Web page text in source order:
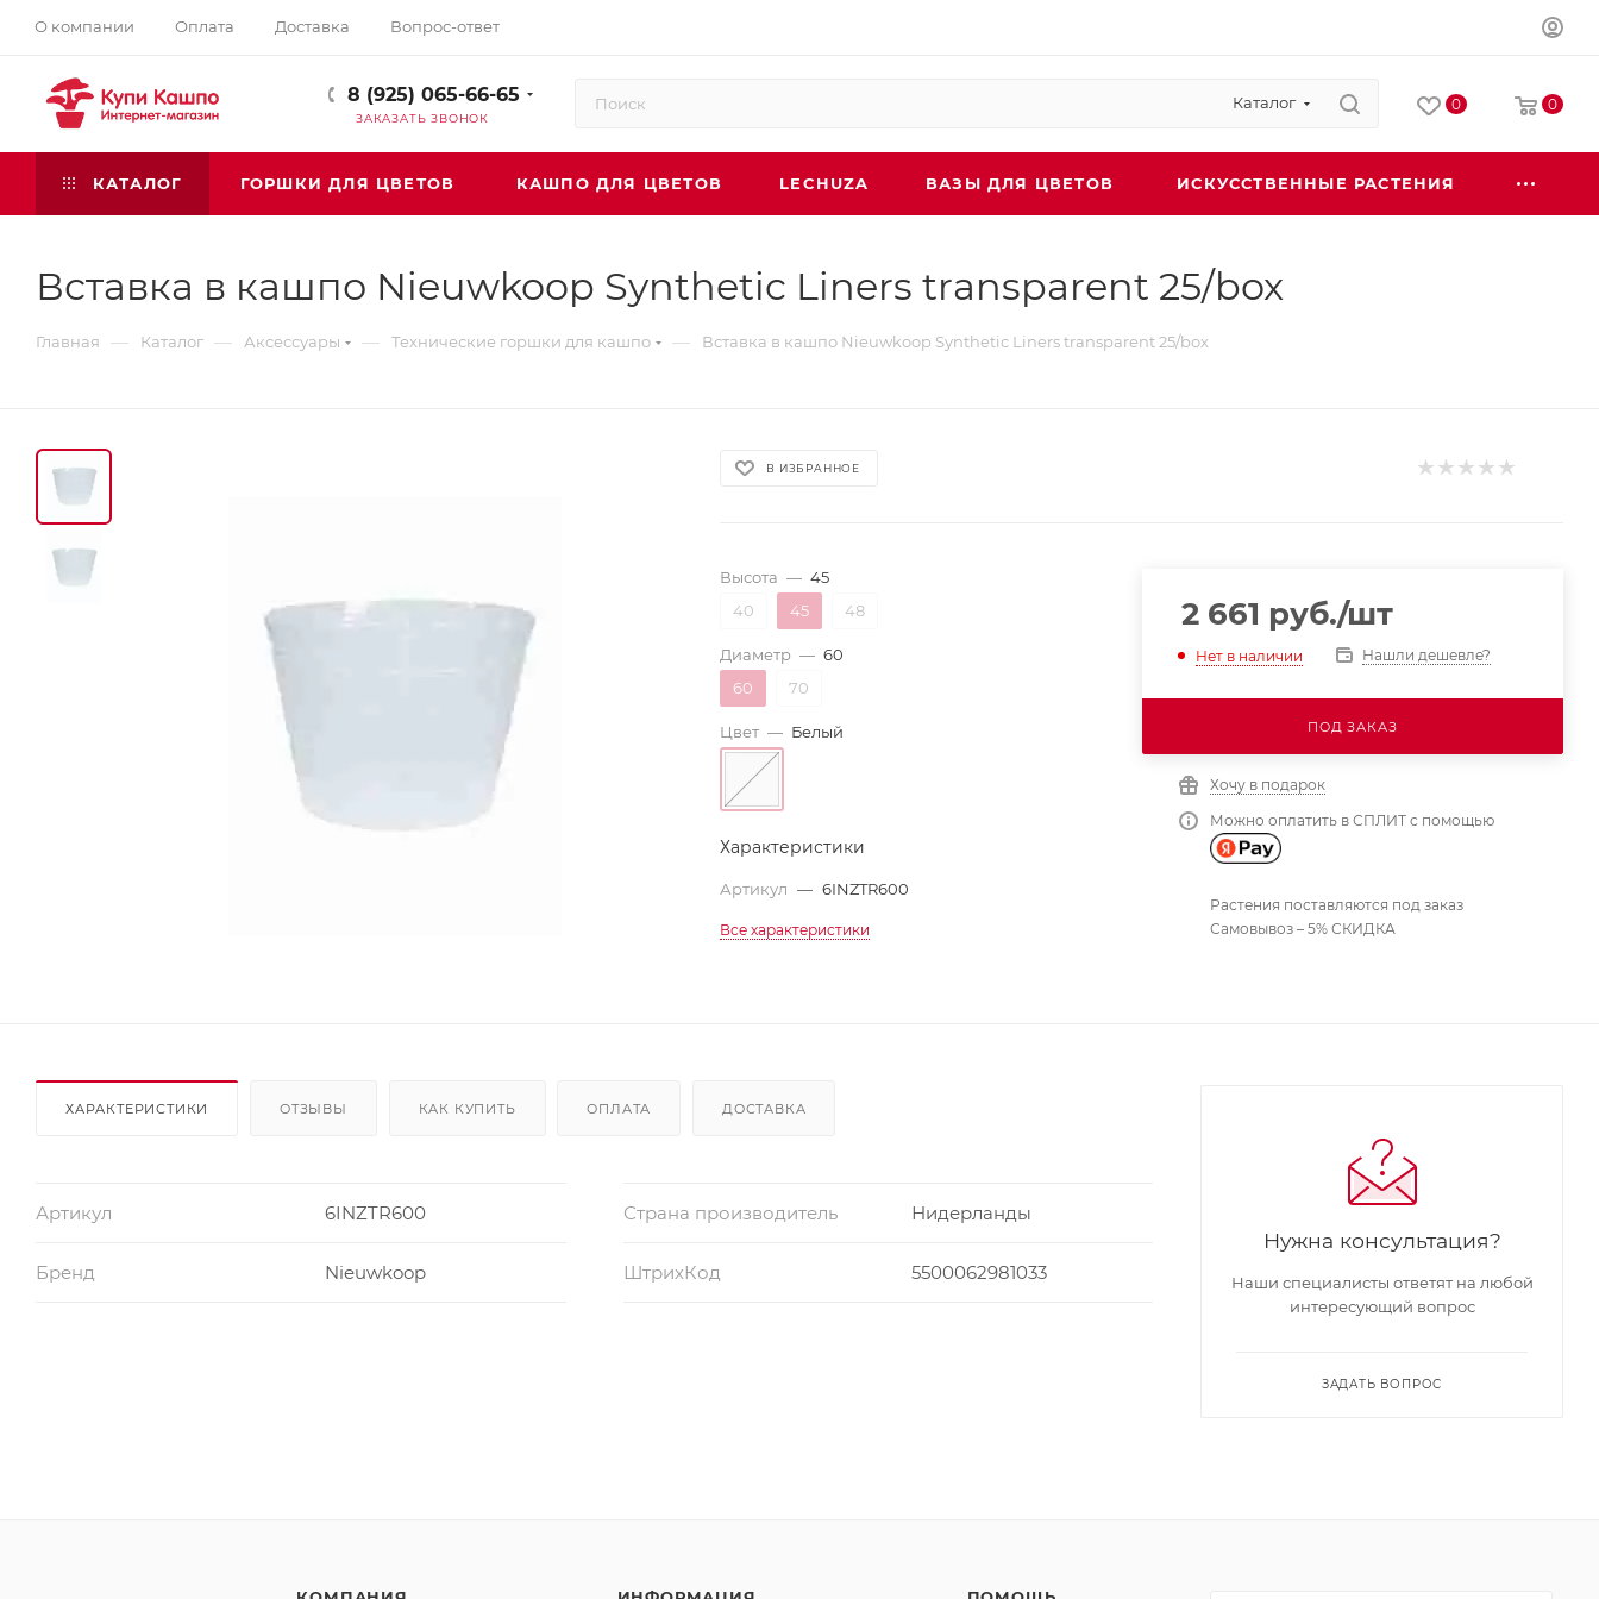
О компании Оплата Доставка Вопрос-ответ
8 (925) 065-66-65
ЗАКАЗАТЬ ЗВОНОК
Каталог 0 0
КАТАЛОГ ГОРШКИ ДЛЯ ЦВЕТОВ КАШПО ДЛЯ ЦВЕТОВ LECHUZA ВАЗЫ ДЛЯ ЦВЕТОВ ИСКУССТВЕННЫЕ РАСТЕНИЯ
Вставка в кашпо Nieuwkoop Synthetic Liners transparent 25/box
Главная — Каталог — Аксессуары — Технические горшки для кашпо — Вставка в кашпо Nieuwkoop Synthetic Liners transparent 25/box
В ИЗБРАННОЕ
Высота — 45
40
45 48
Диаметр — 60
60
70
Цвет — Белый
Характеристики
Артикул — 6INZTR600
Все характеристики
2 661 руб./шт
Нет в наличии Нашли дешевле?
ПОД ЗАКАЗ
Хочу в подарок
Можно оплатить в СПЛИТ с помощью
Растения поставляются под заказ
Самовывоз – 5% СКИДКА
ХАРАКТЕРИСТИКИ ОТЗЫВЫ КАК КУПИТЬ ОПЛАТА ДОСТАВКА
Артикул 6INZTR600 Страна производитель Нидерланды
Бренд Nieuwkoop ШтрихКод 5500062981033
Нужна консультация?
Наши специалисты ответят на любой
интересующий вопрос
ЗАДАТЬ ВОПРОС